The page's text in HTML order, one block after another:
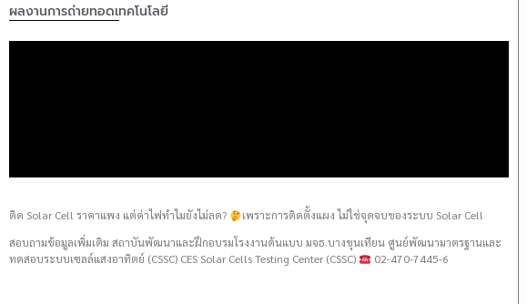
ผลงานการถ่ายทอดเทคโนโลยี
ติด Solar Cell ราคาแพง แต่ค่าไฟทำไมยังไม่ลด?
เพราะการติดตั้งแผง ไม่ใช่จุดจบของระบบ Solar Cell
สอบถามข้อมูลเพิ่มเติม สถาบันพัฒนาและฝึกอบรมโรงงานต้นแบบ มจธ.บางขุนเทียน ศูนย์พัฒนามาตรฐานและ
ทดสอบระบบเซลล์แสงอาทิตย์ (CSSC) CES Solar Cells Testing Center (CSSC)
02-470-7445-6